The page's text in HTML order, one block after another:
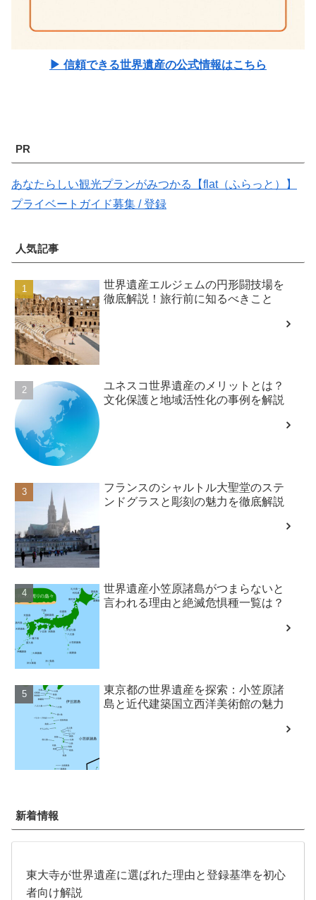
▶ 信頼できる世界遺産の公式情報はこちら
PR
あなたらしい観光プランがみつかる【flat（ふらっと）】
プライベートガイド募集 / 登録
人気記事
世界遺産エルジェムの円形闘技場を
徹底解説！旅行前に知るべきこと
ユネスコ世界遺産のメリットとは？
文化保護と地域活性化の事例を解説
フランスのシャルトル大聖堂のステ
ンドグラスと彫刻の魅力を徹底解説
世界遺産小笠原諸島がつまらないと
言われる理由と絶滅危惧種一覧は？
東京都の世界遺産を探索：小笠原諸
島と近代建築国立西洋美術館の魅力
新着情報
東大寺が世界遺産に選ばれた理由と登録基準を初心
者向け解説